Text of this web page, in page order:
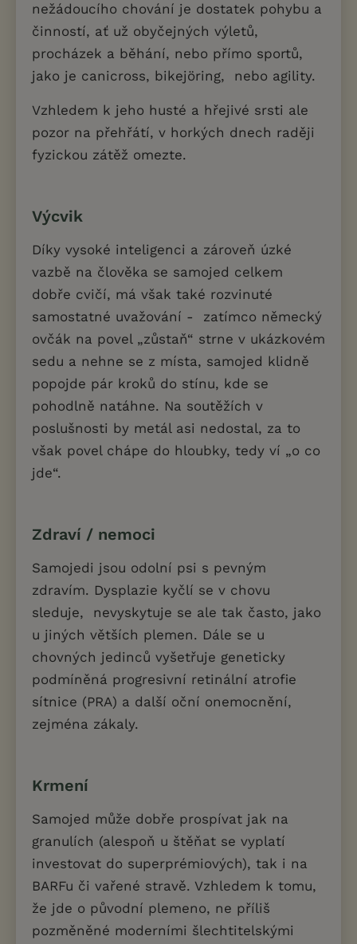
nežádoucího chování je dostatek pohybu a
činností, ať už obyčejných výletů,
procházek a běhání, nebo přímo sportů,
jako je canicross, bikejöring, nebo agility.
Vzhledem k jeho husté a hřejivé srsti ale
pozor na přehřátí, v horkých dnech raději
fyzickou zátěž omezte.
Výcvik
Díky vysoké inteligenci a zároveň úzké
vazbě na člověka se samojed celkem
dobře cvičí, má však také rozvinuté
samostatné uvažování - zatímco německý
ovčák na povel „zůstaň“ strne v ukázkovém
sedu a nehne se z místa, samojed klidně
popojde pár kroků do stínu, kde se
pohodlně natáhne. Na soutěžích v
poslušnosti by metál asi nedostal, za to
však povel chápe do hloubky, tedy ví „o co
jde“.
Zdraví / nemoci
Samojedi jsou odolní psi s pevným
zdravím. Dysplazie kyčlí se v chovu
sleduje, nevyskytuje se ale tak často, jako
u jiných větších plemen. Dále se u
chovných jedinců vyšetřuje geneticky
podmíněná progresivní retinální atrofie
sítnice (PRA) a další oční onemocnění,
zejména zákaly.
Krmení
Samojed může dobře prospívat jak na
granulích (alespoň u štěňat se vyplatí
investovat do superprémiových), tak i na
BARFu či vařené stravě. Vzhledem k tomu,
že jde o původní plemeno, ne příliš
pozměněné moderními šlechtitelskými